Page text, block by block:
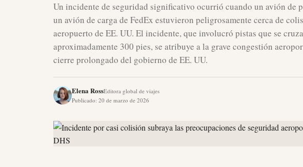
Un incidente de seguridad significativo ocurrió cuando un avión de
un avión de carga de FedEx estuvieron peligrosamente cerca de
aeropuerto de EE. UU. El incidente, que involucró pistas que se
aproximadamente 300 pies, se atribuye a la grave congestión
cierre prolongado del gobierno de EE. UU.
Elena RossEditora global de viajes
Publicado: 20 de marzo de 2026